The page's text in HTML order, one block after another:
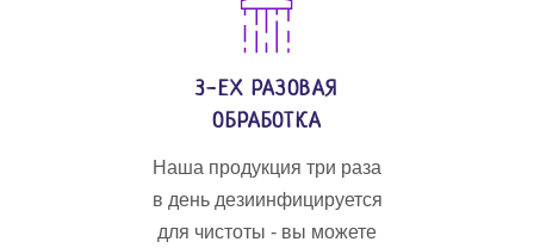
3-ЕХ РАЗОВАЯ
ОБРАБОТКА
Наша продукция три раза
в день дезиинфицируется
для чистоты - вы можете